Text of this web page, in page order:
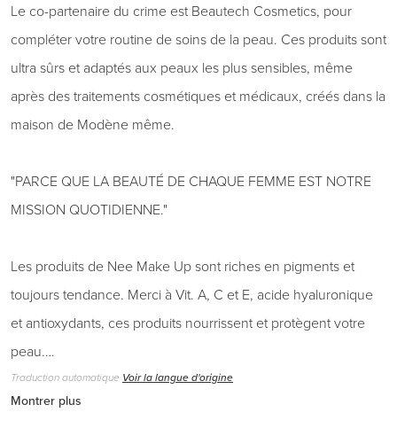
Le co-partenaire du crime est Beautech Cosmetics, pour
compléter votre routine de soins de la peau. Ces produits sont
ultra sûrs et adaptés aux peaux les plus sensibles, même
après des traitements cosmétiques et médicaux, créés dans la
maison de Modène même.
"PARCE QUE LA BEAUTÉ DE CHAQUE FEMME EST NOTRE
MISSION QUOTIDIENNE."
Les produits de Nee Make Up sont riches en pigments et
toujours tendance. Merci à Vit. A, C et E, acide hyaluronique
et antioxydants, ces produits nourrissent et protègent votre
peau.…
Traduction automatique Voir la langue d'origine
Montrer plus